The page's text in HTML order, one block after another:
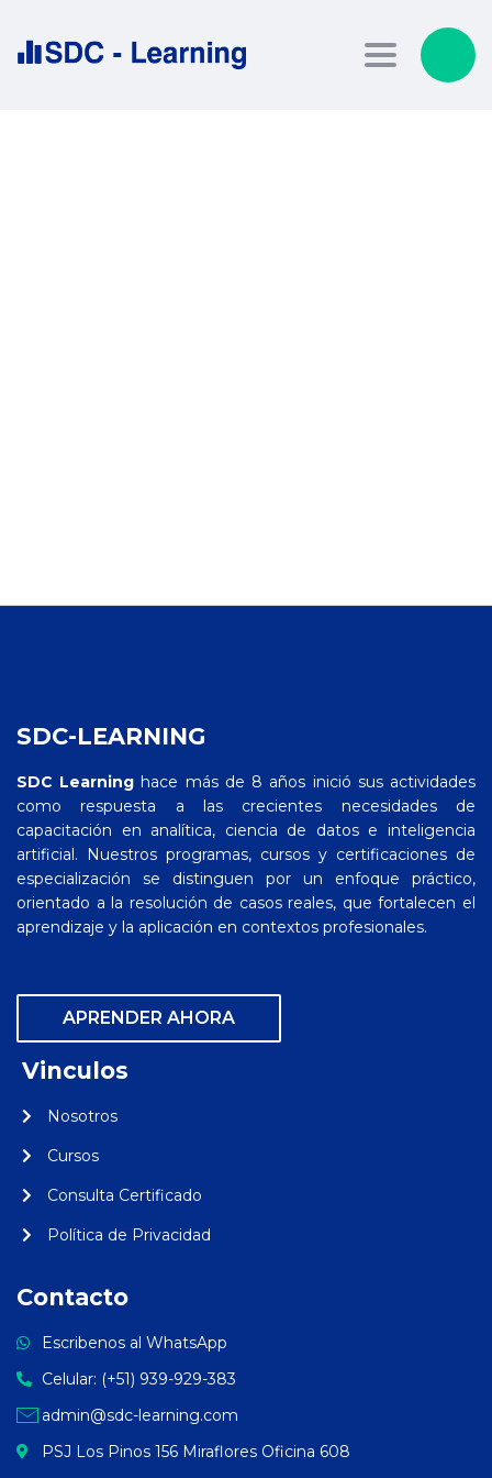
Toggle
SDC-LEARNING
SDC Learning hace más de 8 años inició sus actividades
como respuesta a las crecientes necesidades de
capacitación en analítica, ciencia de datos e inteligencia
artificial. Nuestros programas, cursos y certificaciones de
especialización se distinguen por un enfoque práctico,
orientado a la resolución de casos reales, que fortalecen el
aprendizaje y la aplicación en contextos profesionales.
APRENDER AHORA
Vinculos
Nosotros
Cursos
Consulta Certificado
Política de Privacidad
Contacto
Escribenos al WhatsApp
Celular: (+51) 939-929-383
admin@sdc-learning.com
PSJ Los Pinos 156 Miraflores Oficina 608